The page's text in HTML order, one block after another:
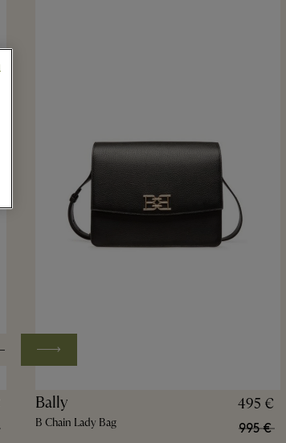
Bally
B Chain Lady Bag
495 €
995 €